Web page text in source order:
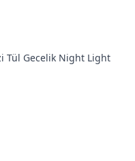
Tül Gecelik Night Light